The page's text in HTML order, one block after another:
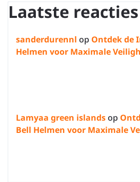
Laatste reacties
sanderdurennl op Ontdek de
Helmen voor Maximale
Lamyaa green islandsop
Bell Helmen voor Maximale